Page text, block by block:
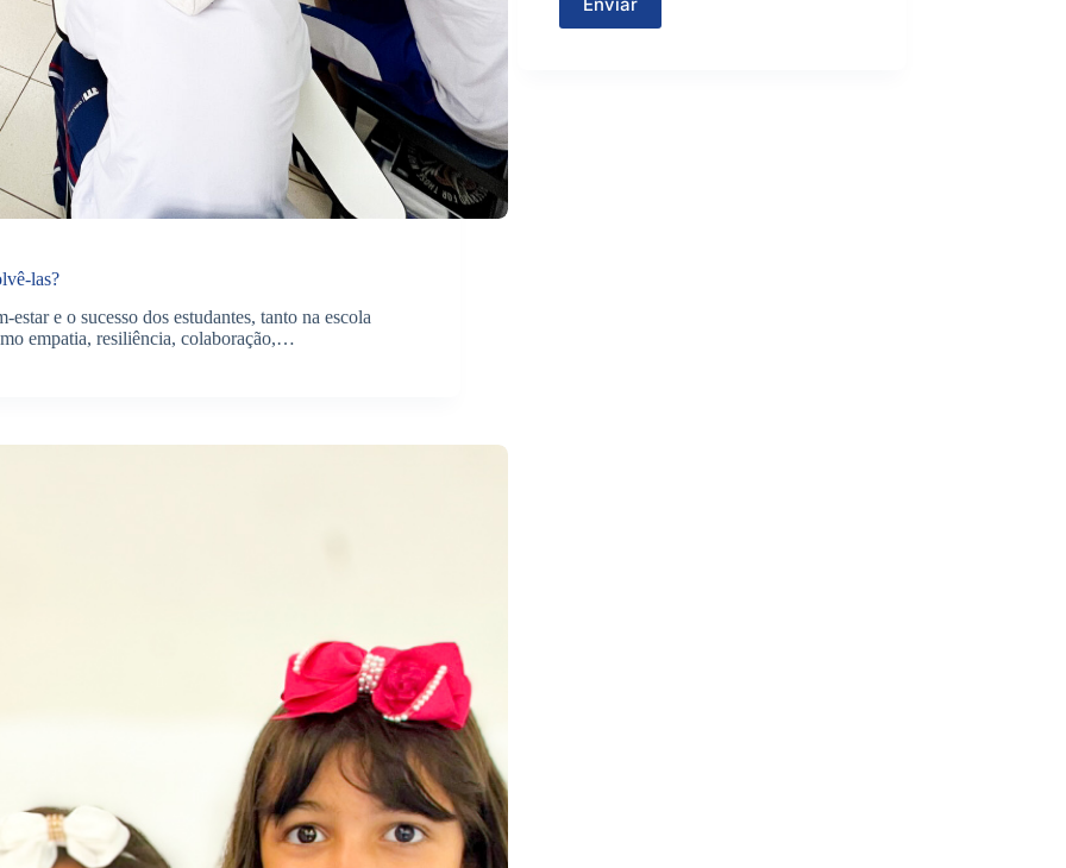
las?
e o sucesso dos estudantes, tanto na escola
empatia, resiliência, colaboração,…